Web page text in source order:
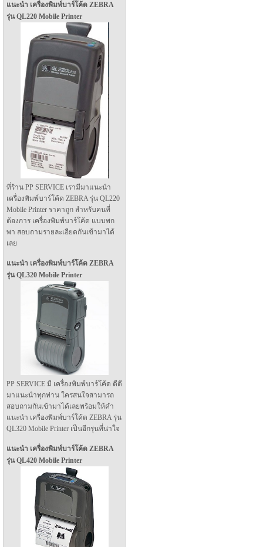
แนะนำ เครื่องพิมพ์บาร์โค้ด ZEBRA
รุ่น QL220 Mobile Printer
ที่ร้าน PP SERVICE เรามีมาแนะนำ
เครื่องพิมพ์บาร์โค้ด ZEBRA รุ่น QL220
Mobile Printer ราคาถูก สำหรับคนที่
ต้องการ เครื่องพิมพ์บาร์โค้ด แบบพก
พา สอบถามรายละเอียดกันเข้ามาได้
เลย
แนะนำ เครื่องพิมพ์บาร์โค้ด ZEBRA
รุ่น QL320 Mobile Printer
PP SERVICE มี เครื่องพิมพ์บาร์โค้ด ดีดี
มาแนะนำทุกท่าน ใครสนใจสามารถ
สอบถามกันเข้ามาได้เลยพร้อมให้คำ
แนะนำ เครื่องพิมพ์บาร์โค้ด ZEBRA รุ่น
QL320 Mobile Printer เป็นอีกรุ่นที่น่าใจ
แนะนำ เครื่องพิมพ์บาร์โค้ด ZEBRA
รุ่น QL420 Mobile Printer